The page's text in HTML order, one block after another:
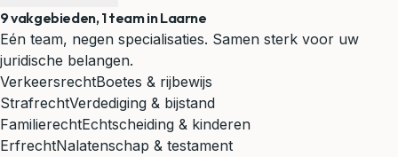
9 vakgebieden, 1 team in Laarne
Eén team, negen specialisaties. Samen sterk voor uw
juridische belangen.
VerkeersrechtBoetes & rijbewijs
StrafrechtVerdediging & bijstand
FamilierechtEchtscheiding & kinderen
ErfrechtNalatenschap & testament